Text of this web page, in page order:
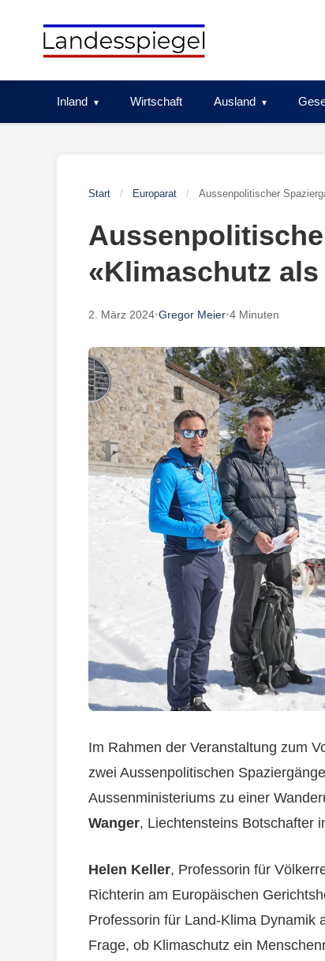
Inland Wirtschaft Ausland
Start / Europarat / Aussenpolitischer
«Klimaschutz
2. März 2024•Gregor Meier•4 Minuten
Im Rahmen der Veranstaltung zum
zwei Aussenpolitischen
Aussenministeriums zu einer
Wanger, Liechtensteins Botschafter
Helen Keller, Professorin für
Richterin am Europäischen
Professorin für Land-Klima Dynamik
Frage, ob Klimaschutz ein